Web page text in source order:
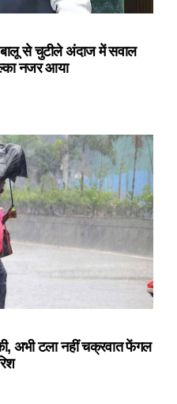
से चुटीले अंदाज में सवाल
नजर आया
अभी टला नहीं चक्रवात फेंगल